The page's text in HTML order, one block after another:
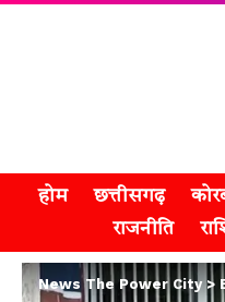
होम छत्तीसगढ़
राजनीति
News The Power City>